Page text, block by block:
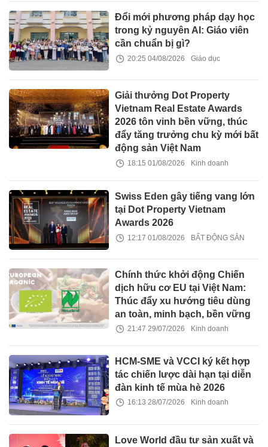
Đổi mới phương pháp dạy học
trong kỷ nguyên AI: Giáo viên
cần chuẩn bị gì?
20:25 04/08/2026 Giáo dục
Giải thưởng Dot Property
Vietnam Real Estate Awards
2026 tôn vinh bền vững, thúc
đẩy tăng trưởng chu kỳ mới bất
động sản Việt Nam
18:15 01/08/2026 Kinh doanh
Swiss Eden gây tiếng vang lớn
tại Dot Property Vietnam
Awards 2026
12:17 01/08/2026 BẤT ĐỘNG SẢN
Chính thức khởi động Chiến
dịch hữu cơ EU tại Việt Nam:
Thúc đẩy xu hướng tiêu dùng
an toàn, minh bạch, bền vững
21:47 29/07/2026 Kinh doanh
HCM-SME và VCCI ký kết hợp
tác chiến lược dài hạn tại diễn
đàn kinh tế mùa hè 2026
16:13 28/07/2026 Kinh doanh
Love World đầu tư sản xuất và